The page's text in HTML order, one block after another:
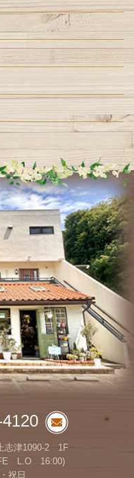
志津1090-2 1F
L.O 16:00)
祝日